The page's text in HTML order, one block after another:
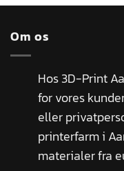
Om os
Hos 3D-Print
for vores
eller
printerfarm i
materialer fra